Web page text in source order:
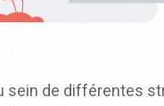
sein de différentes